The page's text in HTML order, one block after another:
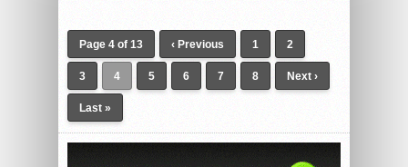
Page 4 of 13 ‹ Previous 1 2
3 4 5 6 7 8 Next ›
Last »